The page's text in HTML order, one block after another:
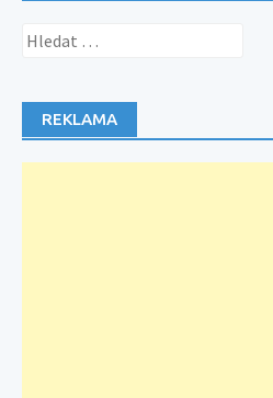
Vyhledávání
REKLAMA